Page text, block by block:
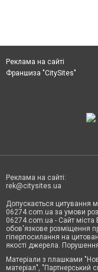
Реклама на сайті
Франшиза "CitySites"
Реклама на сайті:
rek@citysites.ua
Допускається цитування
06274.com.ua за умови
06274.com.ua - Сайт міста
обов'язкове розміщення
гіперпосилання на
якості джерела.
Матеріали з плашками
матеріал", "Партнерський